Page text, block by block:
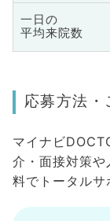
一日の
平均来院数
応募方法・
マイナビ
介・面接対策
料でトータルサ